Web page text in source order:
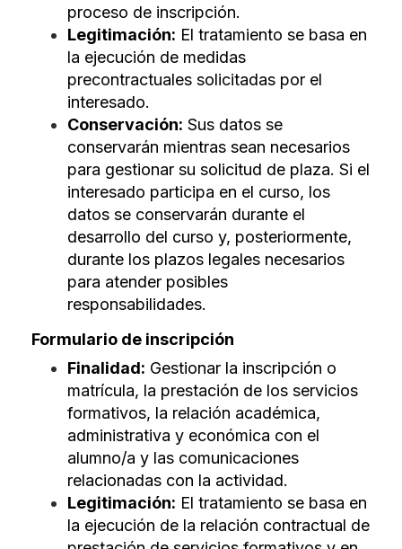
proceso de inscripción.
Legitimación: El tratamiento se basa en
la ejecución de medidas
precontractuales solicitadas por el
interesado.
Conservación: Sus datos se
conservarán mientras sean necesarios
para gestionar su solicitud de plaza. Si el
interesado participa en el curso, los
datos se conservarán durante el
desarrollo del curso y, posteriormente,
durante los plazos legales necesarios
para atender posibles
responsabilidades.
Formulario de inscripción
Finalidad: Gestionar la inscripción o
matrícula, la prestación de los servicios
formativos, la relación académica,
administrativa y económica con el
alumno/a y las comunicaciones
relacionadas con la actividad.
Legitimación: El tratamiento se basa en
la ejecución de la relación contractual de